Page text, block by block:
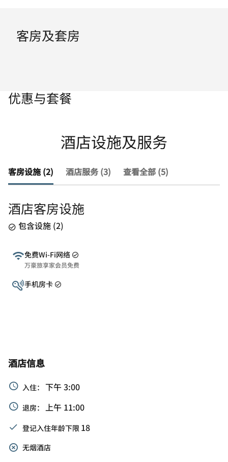
客房及套房
优惠与套餐
酒店设施及服务
客房设施 (2) 酒店服务 (3) 查看全部 (5)
酒店客房设施
包含设施 (2)
免费Wi-Fi网络
万豪旅享家会员免费
手机房卡
酒店信息
入住： 下午 3:00
退房： 上午 11:00
登记入住年龄下限 18
无烟酒店